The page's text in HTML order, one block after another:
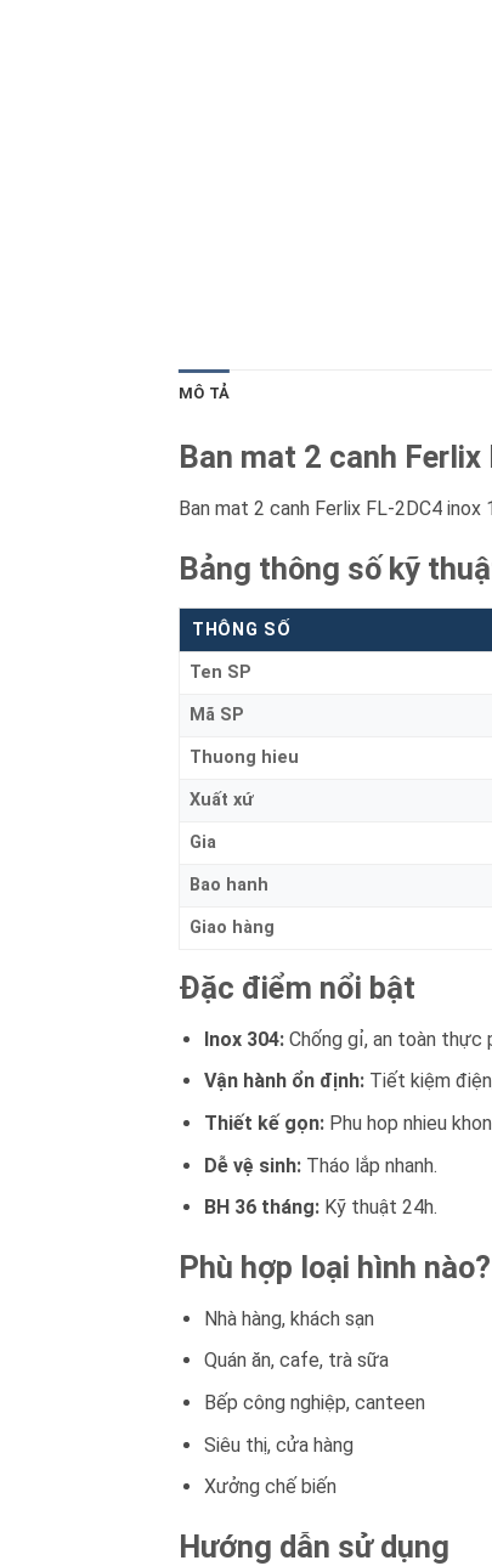
MÔ TẢ
Ban mat 2 canh
Ban mat 2 canh Ferlix FL-2DC4
Bảng thông số kỹ
THÔNG SỐ
Ten SP
Mã SP
Thuong hieu
Xuất xứ
Gia
Bao hanh
Giao hàng
Đặc điểm nổi bật
Inox 304:Chống gỉ, an toàn thực
Vận hành ổn định:Tiết kiệm
Thiết kế gọn:Phu hop nhieu
Dễ vệ sinh:Tháo lắp nhanh.
BH 36 tháng:Kỹ thuật 24h.
Phù hợp loại hình nào?
Nhà hàng, khách sạn
Quán ăn, cafe, trà sữa
Bếp công nghiệp, canteen
Siêu thị, cửa hàng
Xưởng chế biến
Hướng dẫn sử dụng